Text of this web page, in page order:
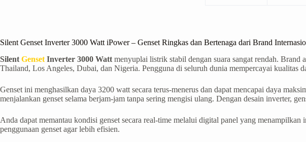
Silent Genset Inverter 3000 Watt iPower – Genset Ringkas dan Bertenaga dari Brand
Silent Genset Inverter 3000 Watt menyuplai listrik stabil dengan suara sangat rendah. Brand
Thailand, Los Angeles, Dubai, dan Nigeria. Pengguna di seluruh dunia mempercayai kualitas
Genset ini menghasilkan daya 3200 watt secara terus-menerus dan dapat mencapai daya
menjalankan genset selama berjam-jam tanpa sering mengisi ulang. Dengan desain inverter,
Anda dapat memantau kondisi genset secara real-time melalui digital panel yang
penggunaan genset agar lebih efisien.